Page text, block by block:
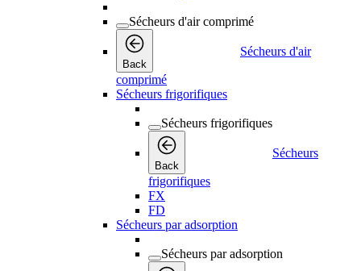
Sécheurs d'air comprimé
Back
Sécheurs d'air
comprimé
Sécheurs frigorifiques
Sécheurs frigorifiques
Back
Sécheurs
frigorifiques
FX
FD
Sécheurs par adsorption
Sécheurs par adsorption